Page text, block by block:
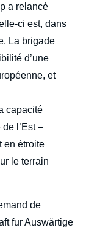
a relancé
ci est, dans
La brigade
d’une
et
capacité
l’Est –
en étroite
le terrain
de
fur Auswärtige